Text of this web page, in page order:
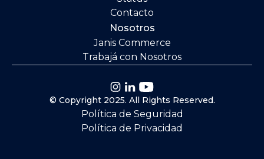
Contacto
Nosotros
Janis Commerce
Trabajá con Nosotros
© Copyright 2025. All Rights Reserved.
Política de Seguridad
Política de Privacidad